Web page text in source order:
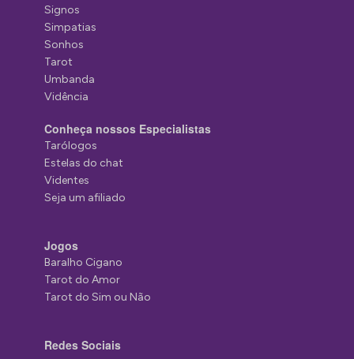
Signos
Simpatias
Sonhos
Tarot
Umbanda
Vidência
Conheça nossos Especialistas
Tarólogos
Estelas do chat
Videntes
Seja um afiliado
Jogos
Baralho Cigano
Tarot do Amor
Tarot do Sim ou Não
Redes Sociais